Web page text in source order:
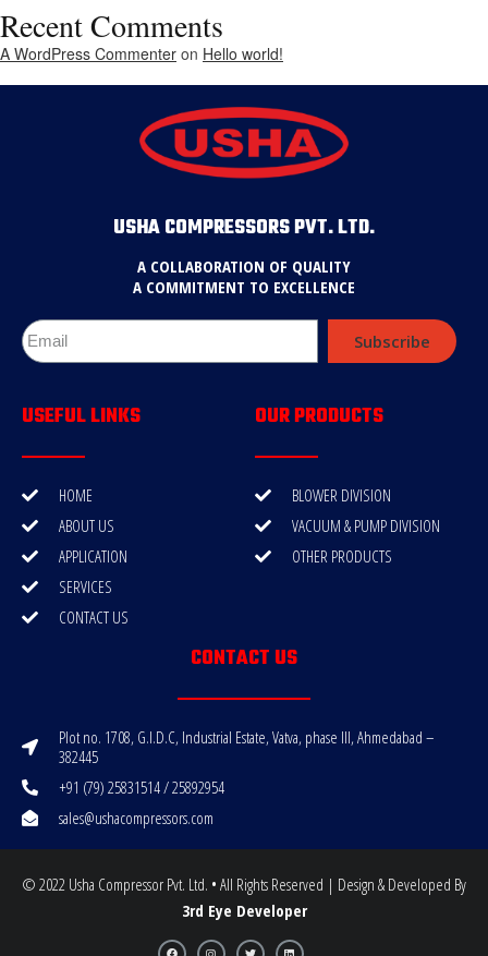
Recent Comments
A WordPress Commenter on Hello world!
USHA COMPRESSORS PVT. LTD.
A COLLABORATION OF QUALITY
A COMMITMENT TO EXCELLENCE
Subscribe
USEFUL LINKS
HOME
ABOUT US
APPLICATION
SERVICES
CONTACT US
OUR PRODUCTS
BLOWER DIVISION
VACUUM & PUMP DIVISION
OTHER PRODUCTS
CONTACT US
Plot no. 1708, G.I.D.C, Industrial Estate, Vatva, phase III, Ahmedabad –
382445
+91 (79) 25831514 / 25892954
sales@ushacompressors.com
© 2022 Usha Compressor Pvt. Ltd. • All Rights Reserved | Design & Developed By
3rd Eye Developer